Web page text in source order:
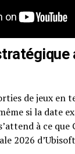
de jeux en
si la date
à ce que
2026